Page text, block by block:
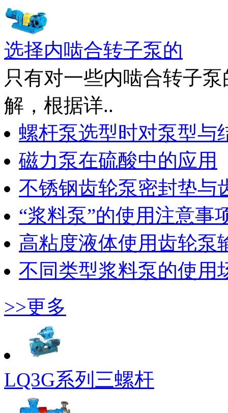
选择内啮合转子泵的
只有对一些内啮合转子
解，根据详..
螺杆泵选型时对泵型与
磁力泵在硫酸中的应用
不锈钢齿轮泵密封垫与
“浆料泵”的使用注意事
高粘度液体使用齿轮泵
不同类型浆料泵的使用
>>更多
LQ3G系列三螺杆